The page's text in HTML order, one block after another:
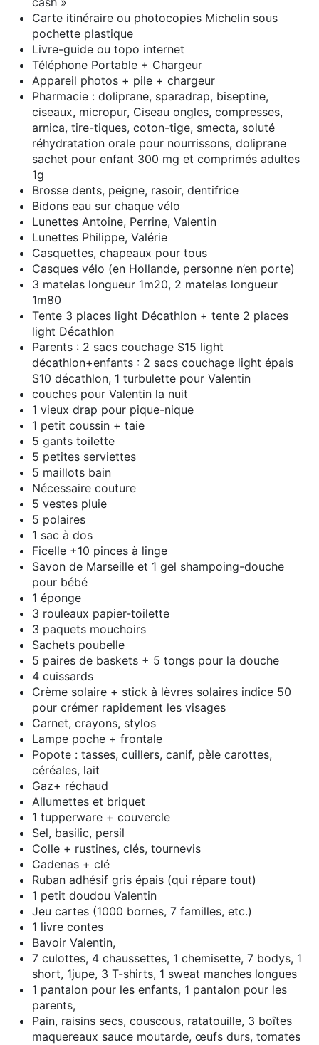
Carte itinéraire ou photocopies Michelin sous
pochette plastique
Livre-guide ou topo internet
Téléphone Portable + Chargeur
Appareil photos + pile + chargeur
Pharmacie : doliprane, sparadrap, biseptine,
ciseaux, micropur, Ciseau ongles, compresses,
arnica, tire-tiques, coton-tige, smecta, soluté
réhydratation orale pour nourrissons, doliprane
sachet pour enfant 300 mg et comprimés adultes
1g
Brosse dents, peigne, rasoir, dentifrice
Bidons eau sur chaque vélo
Lunettes Antoine, Perrine, Valentin
Lunettes Philippe, Valérie
Casquettes, chapeaux pour tous
Casques vélo (en Hollande, personne n’en porte)
3 matelas longueur 1m20, 2 matelas longueur
1m80
Tente 3 places light Décathlon + tente 2 places
light Décathlon
Parents : 2 sacs couchage S15 light
décathlon+enfants : 2 sacs couchage light épais
S10 décathlon, 1 turbulette pour Valentin
couches pour Valentin la nuit
1 vieux drap pour pique-nique
1 petit coussin + taie
5 gants toilette
5 petites serviettes
5 maillots bain
Nécessaire couture
5 vestes pluie
5 polaires
1 sac à dos
Ficelle +10 pinces à linge
Savon de Marseille et 1 gel shampoing-douche
pour bébé
1 éponge
3 rouleaux papier-toilette
3 paquets mouchoirs
Sachets poubelle
5 paires de baskets + 5 tongs pour la douche
4 cuissards
Crème solaire + stick à lèvres solaires indice 50
pour crémer rapidement les visages
Carnet, crayons, stylos
Lampe poche + frontale
Popote : tasses, cuillers, canif, pèle carottes,
céréales, lait
Gaz+ réchaud
Allumettes et briquet
1 tupperware + couvercle
Sel, basilic, persil
Colle + rustines, clés, tournevis
Cadenas + clé
Ruban adhésif gris épais (qui répare tout)
1 petit doudou Valentin
Jeu cartes (1000 bornes, 7 familles, etc.)
1 livre contes
Bavoir Valentin,
7 culottes, 4 chaussettes, 1 chemisette, 7 bodys, 1
short, 1jupe, 3 T-shirts, 1 sweat manches longues
1 pantalon pour les enfants, 1 pantalon pour les
parents,
Pain, raisins secs, couscous, ratatouille, 3 boîtes
maquereaux sauce moutarde, œufs durs, tomates